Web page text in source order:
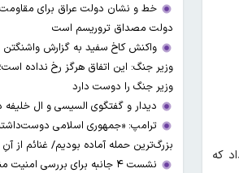
که
خط و نشان دولت عراق برای
دولت مصداق تروریسم است
واکنش کاخ سفید به گزارش
وزیر جنگ: این اتفاق هرگز رخ نداده
وزیر جنگ را دوست دارد
دیدار و گفتگوی السیسی و ال خلیفه
ترامپ: «جمهوری اسلامی
بزرگ‌ترین حمله آماده بودیم/ غنائم از
نشست ۴ جانبه برای بررسی امنیت منطقه برگزار شد